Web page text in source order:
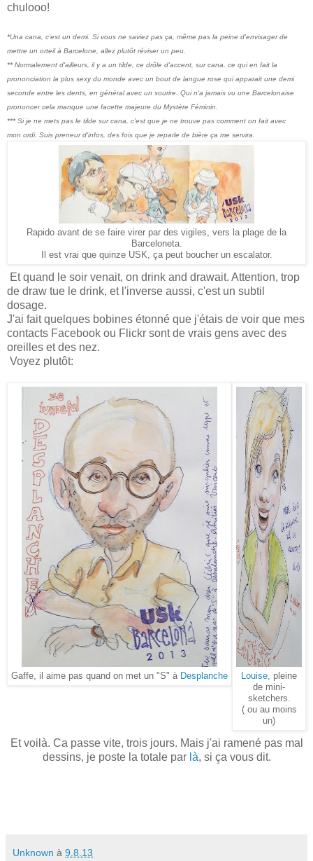
chulooo!
*Una cana, c'est un demi. Si vous ne saviez pas ça, même pas la peine d'envisager de
mettre un orteil à Barcelone, allez plutôt réviser un peu.
** Normalement d'ailleurs, il y a un tilde, ce drôle d'accent, sur cana, ce qui en fait la
prononciation la plus sexy du monde avec un bout de langue rose qui apparait une demi
seconde entre les dents, en général avec un sourire. Qui n'a jamais vu une Barcelonaise
prononcer cela manque une facette majeure du Mystère Féminin.
*** Si je ne mets pas le tilde sur cana, c'est que je ne trouve pas comment on fait avec
mon ordi. Suis preneur d'infos, des fois que je reparle de bière ça me servira.
Rapido avant de se faire virer par des vigiles, vers la plage de la
Barceloneta.
Il est vrai que quinze USK, ça peut boucher un escalator.
Et quand le soir venait, on drink and drawait. Attention, trop
de draw tue le drink, et l'inverse aussi, c'est un subtil
dosage.
J'ai fait quelques bobines étonné que j'étais de voir que mes
contacts Facebook ou Flickr sont de vrais gens avec des
oreilles et des nez.
Voyez plutôt:
Gaffe, il aime pas quand on met un "S" à Desplanche Louise, pleine
de mini-
sketchers.
( ou au moins
un)
Et voilà. Ca passe vite, trois jours. Mais j'ai ramené pas mal
dessins, je poste la totale par là, si ça vous dit.
Unknown à 9.8.13